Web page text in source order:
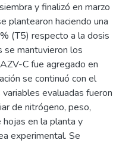
y finalizó en marzo
plantearon haciendo una
(T5) respecto a la dosis
se mantuvieron los
C fue agregado en
se continuó con el
evaluadas fueron
de nitrógeno, peso,
hojas en la planta y
experimental. Se